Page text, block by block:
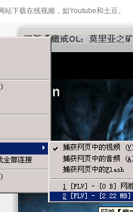
下载在线视频，如Youtube和土豆。